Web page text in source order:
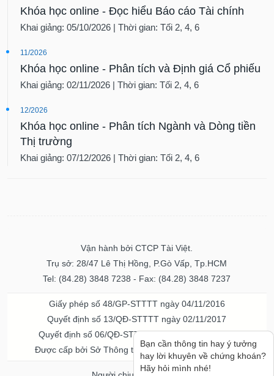
Khóa học online - Đọc hiểu Báo cáo Tài chính
Khai giảng: 05/10/2026 | Thời gian: Tối 2, 4, 6
11/2026
Khóa học online - Phân tích và Định giá Cổ phiếu
Khai giảng: 02/11/2026 | Thời gian: Tối 2, 4, 6
12/2026
Khóa học online - Phân tích Ngành và Dòng tiền
Thị trường
Khai giảng: 07/12/2026 | Thời gian: Tối 2, 4, 6
Vận hành bởi CTCP Tài Việt.
Trụ sở: 28/47 Lê Thị Hồng, P.Gò Vấp, Tp.HCM
Tel: (84.28) 3848 7238 - Fax: (84.28) 3848 7237
Giấy phép số 48/GP-STTTT ngày 04/11/2016
Quyết định số 13/QĐ-STTTT ngày 02/11/2017
Quyết định số 06/QĐ-STTTT-ICP ngày 20/07/2023
Được cấp bởi Sở Thông tin và Truyền thông TPHCM
Bạn cần thông tin hay ý tưởng
hay lời khuyên về chứng khoán?
Hãy hỏi mình nhé!